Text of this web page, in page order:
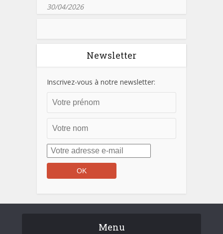
30/04/2026
Newsletter
Inscrivez-vous à notre newsletter:
Menu